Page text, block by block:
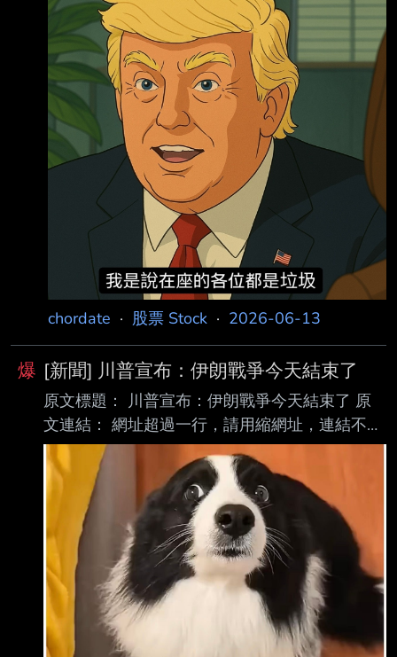
87550.htm 發布時間： 請勿張貼超過3天新聞
2026-06-13 1:45 AM 記者署名： 記者張婷綜
合報導 責任編輯：林姸 原文內容： 美伊談判斡
旋者、週五（6月12日）反 駁了網上傳播的、企
圖破壞美伊協議的各種虛假信息。他說，可以確
認的是，。 巴基斯坦在美伊談判中一直扮演著
重要調
chordate · 股票 Stock · 2026-06-13
爆 [新聞] 川普宣布：伊朗戰爭今天結束了
原文標題： 川普宣布：伊朗戰爭今天結束了 原
文連結： 網址超過一行，請用縮網址，連結不能
點擊者板規 1-2-2 處分。
https://tinyurl.com/yuyf3ktc 發布時間： 請勿張貼
超過3天新聞 2026/06/12 08:34 記者署名： 國
際中心／許智超報導 原文內容： 針對美伊衝
突，美國總統川普（Donald Trump）宣布，美國
今日（11日）已經正式結束了 與伊朗的戰爭，強
調雙方已達成嚴格的停戰協議，其中最核心的條
件就是伊朗必須妥協「 絕對不會擁有核武」。不
過，伊朗官方卻說，協議